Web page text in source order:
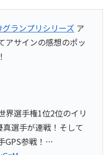
グランプリシリーズ ア
アサインの感想のポッ
界選手権1位2位のイリ
選手が連戦！そして
GPS参戦！…